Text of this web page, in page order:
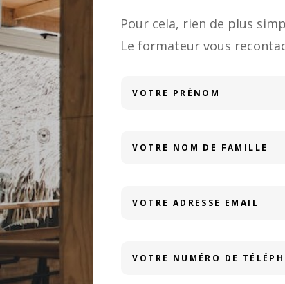
Pour cela, rien de plus
Le formateur vous